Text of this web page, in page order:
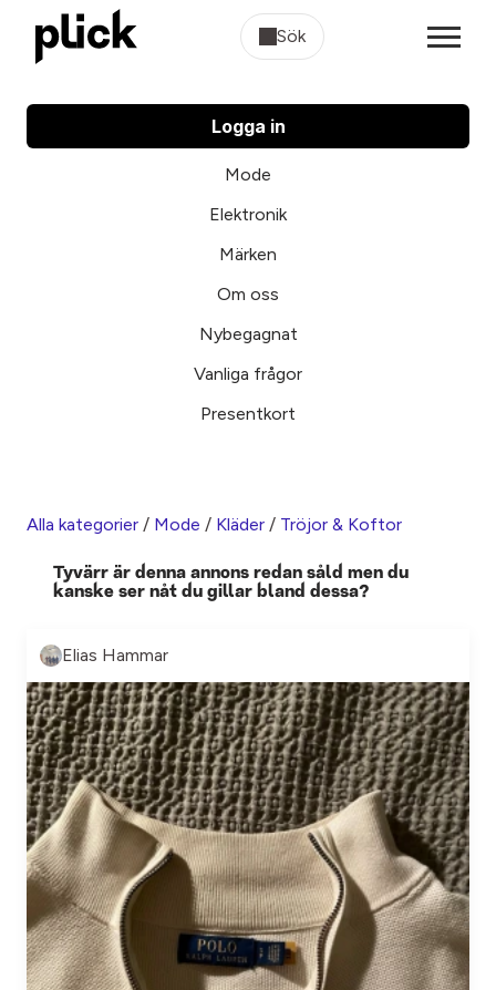
Sök
Logga in
Mode
Elektronik
Märken
Om oss
Nybegagnat
Vanliga frågor
Presentkort
Alla kategorier / Mode / Kläder / Tröjor & Koftor
Tyvärr är denna annons redan såld men du
kanske ser nåt du gillar bland dessa?
Elias Hammar